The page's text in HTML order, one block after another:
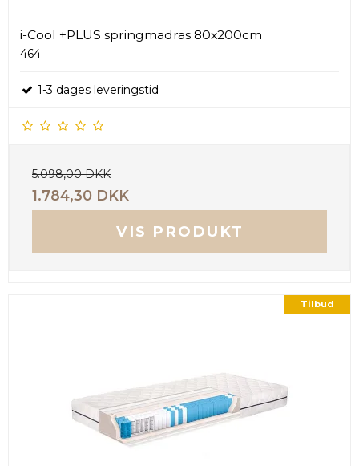
i-Cool +PLUS springmadras 80x200cm
464
1-3 dages leveringstid
5.098,00 DKK
1.784,30 DKK
VIS PRODUKT
Tilbud